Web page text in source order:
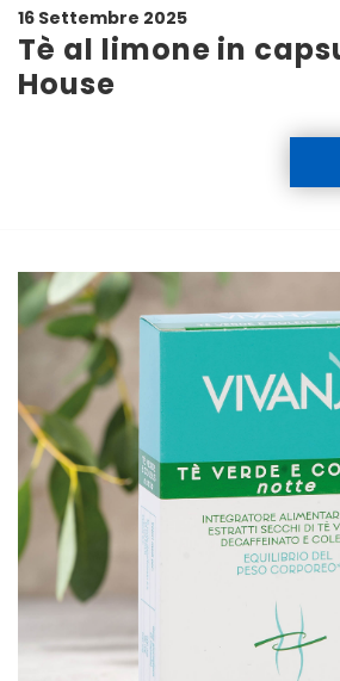
16 Settembre 2025
Tè al limone in
House